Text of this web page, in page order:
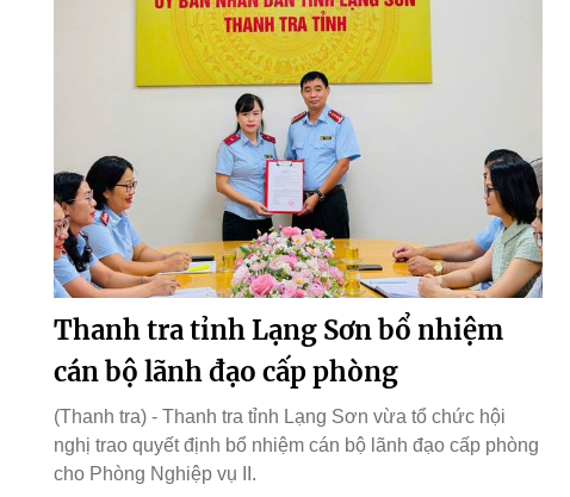
Thanh tra tỉnh Lạng Sơn bổ nhiệm
cán bộ lãnh đạo cấp phòng
(Thanh tra) - Thanh tra tỉnh Lạng Sơn vừa tổ chức hội
nghị trao quyết định bổ nhiệm cán bộ lãnh đạo cấp phòng
cho Phòng Nghiệp vụ II.